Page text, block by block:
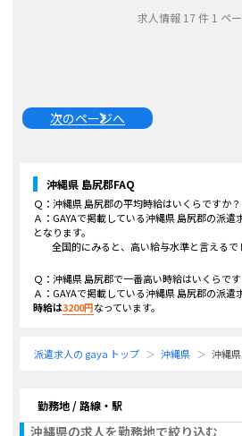
次のページへ
求人情報 17件 1 ペ
沖縄県 島尻郡FAQ
Ｑ： 沖縄県 島尻郡の平均時給はいくらですか？
Ａ：GAYAで掲載している沖縄県 島尻郡の派遣
となります。
全国的にみると、高い給与水準と言えるで
Ｑ： 沖縄県 島尻郡で一番高い時給はいくらです
Ａ：GAYAで掲載している沖縄県 島尻郡の派遣
時給は3200円なっています。
派遣求人の gaya トップ 沖縄県 沖縄
勤務地 / 路線・駅
沖縄県の求人を勤務地で絞り込む